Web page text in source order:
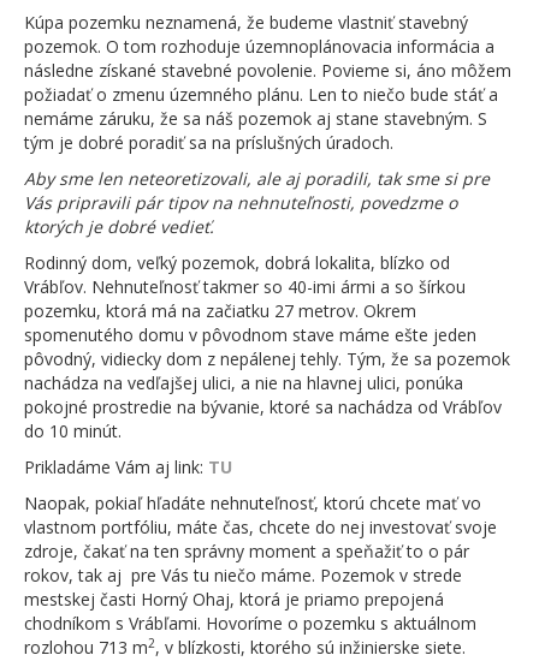
Kúpa pozemku neznamená, že budeme vlastniť stavebný
pozemok. O tom rozhoduje územnoplánovacia informácia a
následne získané stavebné povolenie. Povieme si, áno môžem
požiadať o zmenu územného plánu. Len to niečo bude stáť a
nemáme záruku, že sa náš pozemok aj stane stavebným. S
tým je dobré poradiť sa na príslušných úradoch.
Aby sme len neteoretizovali, ale aj poradili, tak sme si pre
Vás pripravili pár tipov na nehnuteľnosti, povedzme o
ktorých je dobré vedieť.
Rodinný dom, veľký pozemok, dobrá lokalita, blízko od
Vrábľov. Nehnuteľnosť takmer so 40-imi ármi a so šírkou
pozemku, ktorá má na začiatku 27 metrov. Okrem
spomenutého domu v pôvodnom stave máme ešte jeden
pôvodný, vidiecky dom z nepálenej tehly. Tým, že sa pozemok
nachádza na vedľajšej ulici, a nie na hlavnej ulici, ponúka
pokojné prostredie na bývanie, ktoré sa nachádza od Vrábľov
do 10 minút.
Prikladáme Vám aj link: TU
Naopak, pokiaľ hľadáte nehnuteľnosť, ktorú chcete mať vo
vlastnom portfóliu, máte čas, chcete do nej investovať svoje
zdroje, čakať na ten správny moment a speňažiť to o pár
rokov, tak aj pre Vás tu niečo máme. Pozemok v strede
mestskej časti Horný Ohaj, ktorá je priamo prepojená
chodníkom s Vrábľami. Hovoríme o pozemku s aktuálnom
rozlohou 713 m2, v blízkosti, ktorého sú inžinierske siete.